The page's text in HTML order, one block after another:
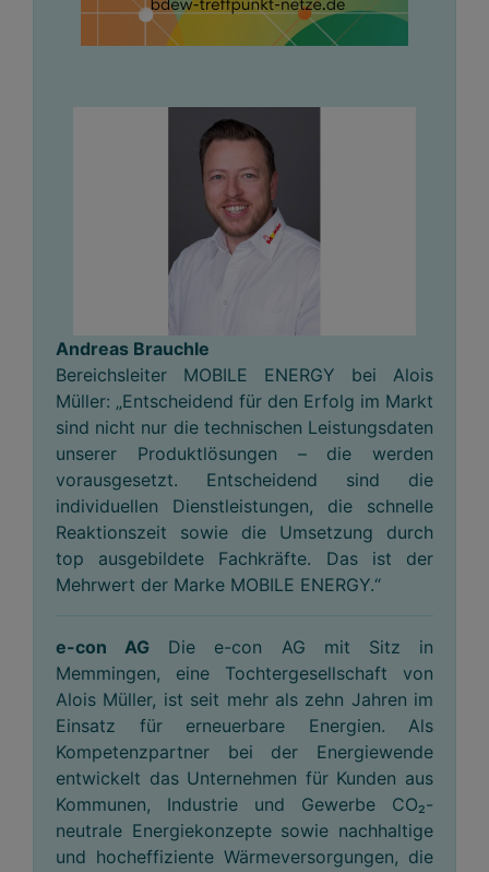
Andreas Brauchle
Bereichsleiter MOBILE ENERGY bei Alois
Müller: „Entscheidend für den Erfolg im Markt
sind nicht nur die technischen Leistungsdaten
unserer Produktlösungen – die werden
vorausgesetzt. Entscheidend sind die
individuellen Dienstleistungen, die schnelle
Reaktionszeit sowie die Umsetzung durch
top ausgebildete Fachkräfte. Das ist der
Mehrwert der Marke MOBILE ENERGY.“
e-con AG Die e-con AG mit Sitz in
Memmingen, eine Tochtergesellschaft von
Alois Müller, ist seit mehr als zehn Jahren im
Einsatz für erneuerbare Energien. Als
Kompetenzpartner bei der Energiewende
entwickelt das Unternehmen für Kunden aus
Kommunen, Industrie und Gewerbe CO₂-
neutrale Energiekonzepte sowie nachhaltige
und hocheffiziente Wärmeversorgungen, die